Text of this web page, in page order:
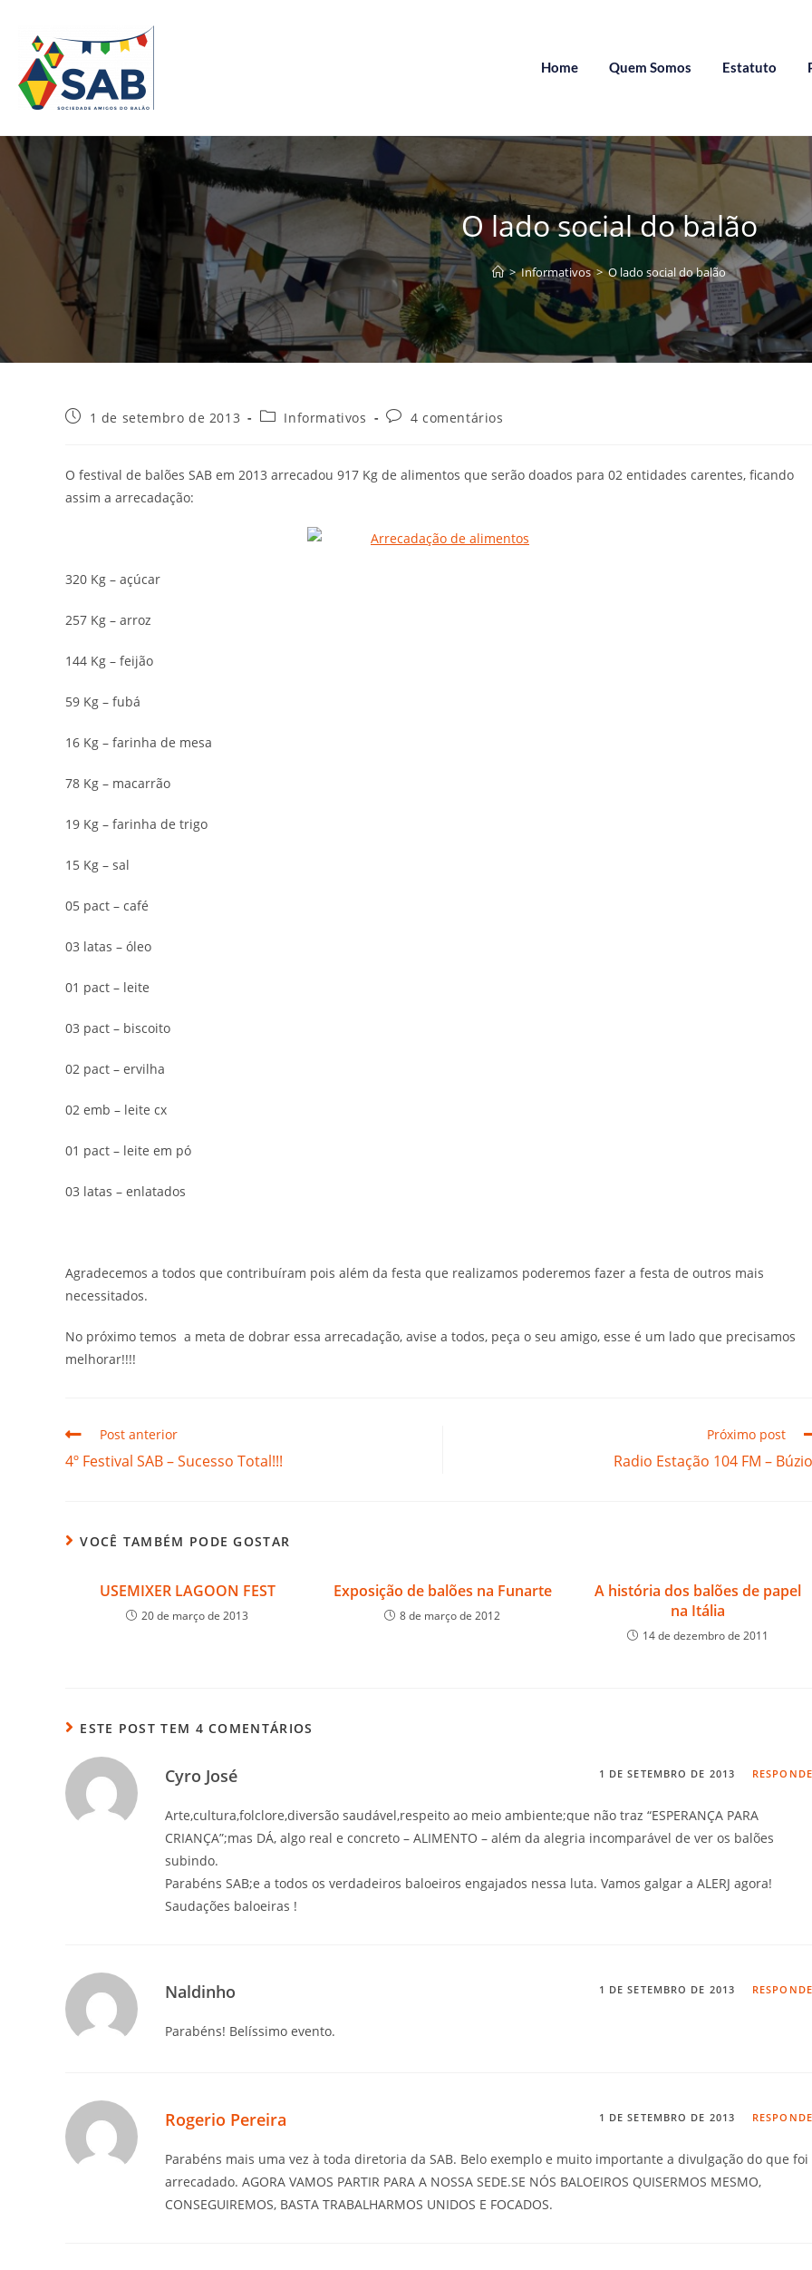
Home Quem Somos Estatuto
O lado social do balão
> Informativos > O lado social do balão
1 de setembro de 2013 Informativos 4 comentários
O festival de balões SAB em 2013 arrecadou 917 Kg de alimentos que serão doados para 02 entidades carentes, ficando
assim a arrecadação:
320 Kg – açúcar
257 Kg – arroz
144 Kg – feijão
59 Kg – fubá
16 Kg – farinha de mesa
78 Kg – macarrão
19 Kg – farinha de trigo
15 Kg – sal
05 pact – café
03 latas – óleo
01 pact – leite
03 pact – biscoito
02 pact – ervilha
02 emb – leite cx
01 pact – leite em pó
03 latas – enlatados
Agradecemos a todos que contribuíram pois além da festa que realizamos poderemos fazer a festa de outros mais
necessitados.
No próximo temos a meta de dobrar essa arrecadação, avise a todos, peça o seu amigo, esse é um lado que precisamos
melhorar!!!!
Post anterior
4º Festival SAB – Sucesso Total!!!
Próximo post
Radio Estação 104 FM –
VOCÊ TAMBÉM PODE GOSTAR
USEMIXER LAGOON FEST
20 de março de 2013
Exposição de balões na Funarte
8 de março de 2012
A história dos balões de papel
na Itália
14 de dezembro de 2011
ESTE POST TEM 4 COMENTÁRIOS
Cyro José 1 DE SETEMBRO DE 2013
Arte,cultura,folclore,diversão saudável,respeito ao meio ambiente;que não traz “ESPERANÇA PARA
CRIANÇA”;mas DÁ, algo real e concreto – ALIMENTO – além da alegria incomparável de ver os balões
subindo.
Parabéns SAB;e a todos os verdadeiros baloeiros engajados nessa luta. Vamos galgar a ALERJ agora!
Saudações baloeiras !
Naldinho 1 DE SETEMBRO DE 2013
Parabéns! Belíssimo evento.
Rogerio Pereira 1 DE SETEMBRO DE 2013
Parabéns mais uma vez à toda diretoria da SAB. Belo exemplo e muito importante a divulgação do que foi
arrecadado. AGORA VAMOS PARTIR PARA A NOSSA SEDE.SE NÓS BALOEIROS QUISERMOS MESMO,
CONSEGUIREMOS, BASTA TRABALHARMOS UNIDOS E FOCADOS.